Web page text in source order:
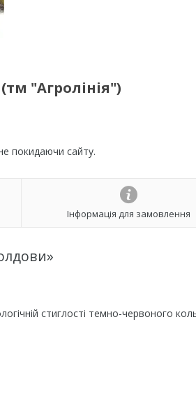
"Агролінія")
покидаючи сайту.
Інформація для замовлення
стиглості темно-червоного